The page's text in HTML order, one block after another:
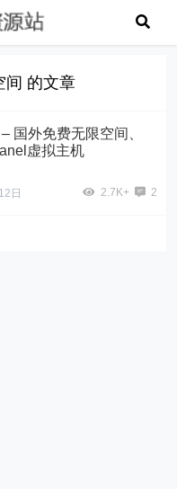
间 的文章
国外免费无限空间、
虚拟主机
日 2.7K+ 2